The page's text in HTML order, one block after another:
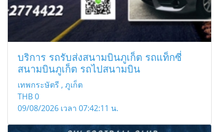
บริการ รถรับส่งสนามบินภูเก็ต รถแท็กซี่
สนามบินภูเก็ต รถไปสนามบิน
เทพกระษัตรี , ภูเก็ต
THB0
09/08/2026 เวลา 07:42:11 น.